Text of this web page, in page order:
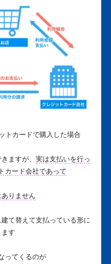
トカードで購入した場合
ますが、 実は支払いを行っ
カード会社であって
りません
て替えて支払っている形に
ます
ってくるのが